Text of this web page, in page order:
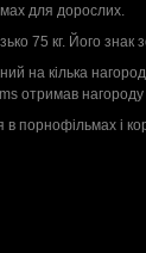
для дорослих.
75 кг. Його знак
на кілька
отримав
порнофільмах і